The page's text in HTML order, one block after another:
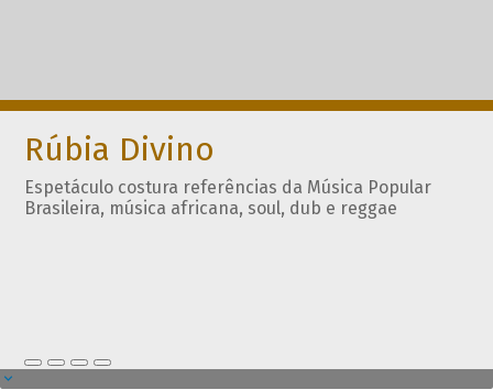
Rúbia Divino
Espetáculo costura referências da Música Popular
Brasileira, música africana, soul, dub e reggae